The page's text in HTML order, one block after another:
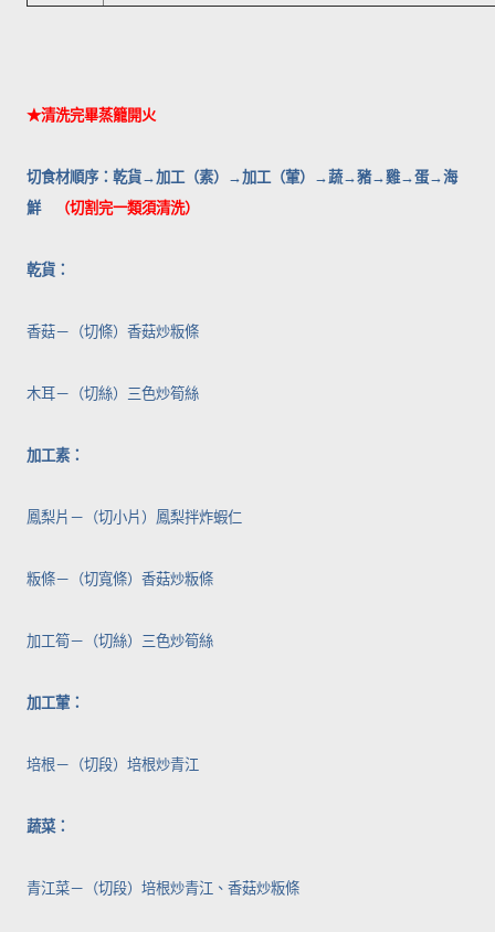
★清洗完畢蒸籠開火
切食材順序：乾貨→加工（素） →加工（葷） →蔬→豬→雞→蛋→海
鮮
（切割完一類須清洗）
乾貨：
香菇－（切條）香菇炒粄條
木耳－（切絲）三色炒筍絲
加工素：
鳳梨片－（切小片）鳳梨拌炸蝦仁
粄條－（切寬條）香菇炒粄條
加工筍－（切絲）三色炒筍絲
加工葷：
培根－（切段）培根炒青江
蔬菜：
青江菜－（切段）培根炒青江、香菇炒粄條